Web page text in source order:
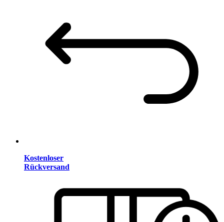
Kostenloser
Rückversand